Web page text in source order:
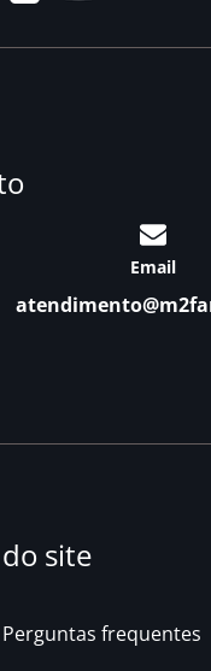
Email
site
Perguntas frequentes